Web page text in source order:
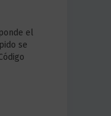
el
se